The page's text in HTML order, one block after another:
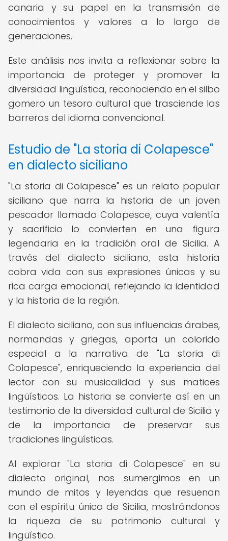
canaria y su papel en la transmisión de
conocimientos y valores a lo largo de
generaciones.
Este análisis nos invita a reflexionar sobre la
importancia de proteger y promover la
diversidad lingüística, reconociendo en el silbo
gomero un tesoro cultural que trasciende las
barreras del idioma convencional.
Estudio de "La storia di Colapesce"
en dialecto siciliano
"La storia di Colapesce" es un relato popular
siciliano que narra la historia de un joven
pescador llamado Colapesce, cuya valentía
y sacrificio lo convierten en una figura
legendaria en la tradición oral de Sicilia. A
través del dialecto siciliano, esta historia
cobra vida con sus expresiones únicas y su
rica carga emocional, reflejando la identidad
y la historia de la región.
El dialecto siciliano, con sus influencias árabes,
normandas y griegas, aporta un colorido
especial a la narrativa de "La storia di
Colapesce", enriqueciendo la experiencia del
lector con su musicalidad y sus matices
lingüísticos. La historia se convierte así en un
testimonio de la diversidad cultural de Sicilia y
de la importancia de preservar sus
tradiciones lingüísticas.
Al explorar "La storia di Colapesce" en su
dialecto original, nos sumergimos en un
mundo de mitos y leyendas que resuenan
con el espíritu único de Sicilia, mostrándonos
la riqueza de su patrimonio cultural y
lingüístico.